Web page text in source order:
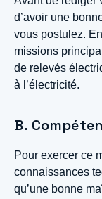
d’avoir une
vous postulez.
missions
de relevés
à l’électricité.
B.
Pour exercer ce
connaissances
qu’une bonne